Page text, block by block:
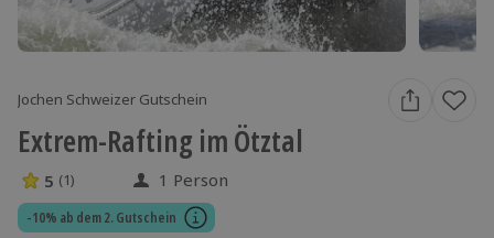
Jochen Schweizer Gutschein
Extrem-Rafting im Ötztal
5 Sterne von 5 aus 1 Bewertungen
5 (1) 1 Person
-10% ab dem 2. Gutschein